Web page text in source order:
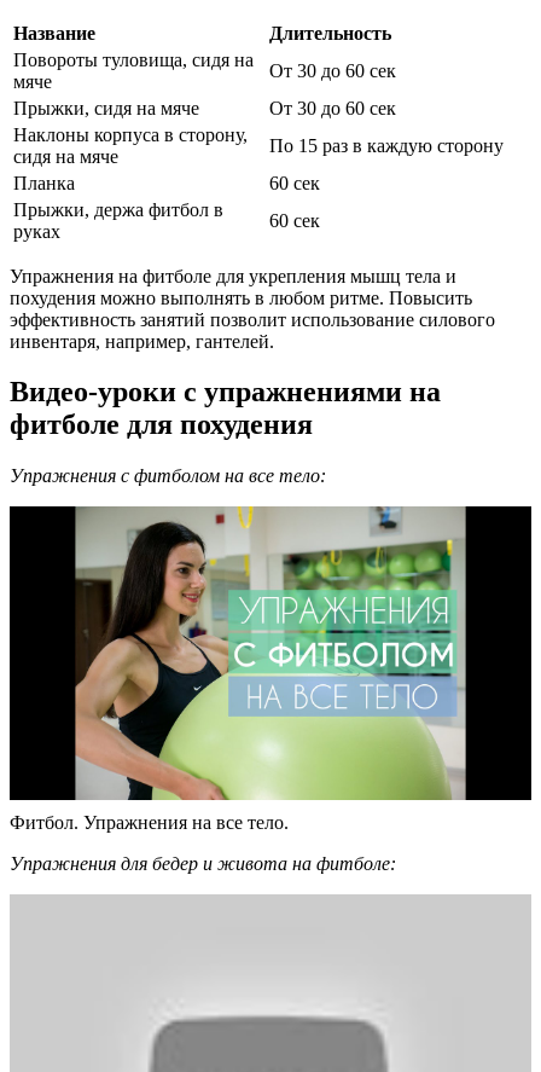
Название
Длительность
Повороты туловища, сидя на
мяче
От 30 до 60 сек
Прыжки, сидя на мяче
От 30 до 60 сек
Наклоны корпуса в сторону,
сидя на мяче
По 15 раз в каждую сторону
Планка
60 сек
Прыжки, держа фитбол в
руках
60 сек
Упражнения на фитболе для укрепления мышц тела и
похудения можно выполнять в любом ритме. Повысить
эффективность занятий позволит использование силового
инвентаря, например, гантелей.
Видео-уроки с упражнениями на
фитболе для похудения
Упражнения с фитболом на все тело:
Фитбол. Упражнения на все тело.
Упражнения для бедер и живота на фитболе: